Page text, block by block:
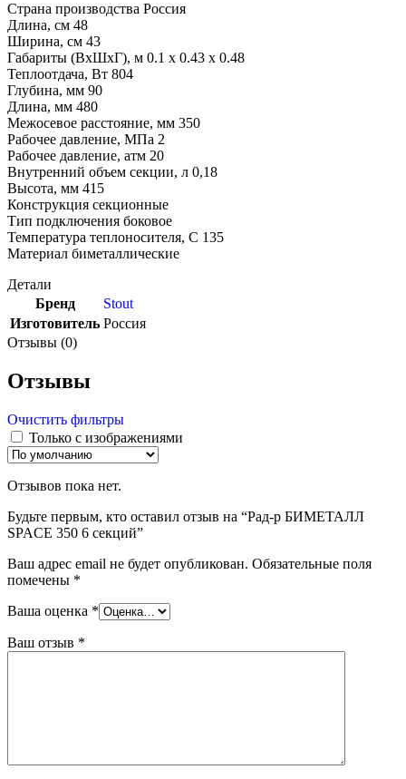
Страна производства Россия
Длина, см 48
Ширина, см 43
Габариты (ВхШхГ), м 0.1 x 0.43 x 0.48
Теплоотдача, Вт 804
Глубина, мм 90
Длина, мм 480
Межосевое расстояние, мм 350
Рабочее давление, МПа 2
Рабочее давление, атм 20
Внутренний объем секции, л 0,18
Высота, мм 415
Конструкция секционные
Тип подключения боковое
Температура теплоносителя, С 135
Материал биметаллические
Детали
Бренд
Stout
Изготовитель Россия
Отзывы (0)
Отзывы
Очистить фильтры
Только с изображениями
Отзывов пока нет.
Будьте первым, кто оставил отзыв на “Рад-р БИМЕТАЛЛ
SPACE 350 6 секций”
Ваш адрес email не будет опубликован. Обязательные поля
помечены *
Ваша оценка *
Ваш отзыв *